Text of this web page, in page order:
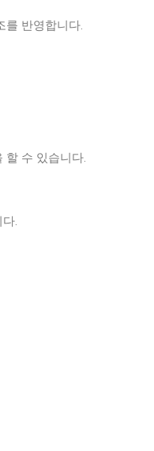
를 반영합니다.
할 수 있습니다.
.